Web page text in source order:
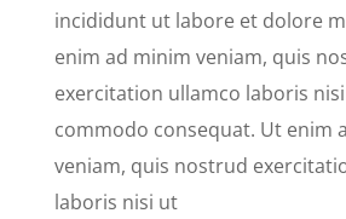
incididunt ut labore et dolore
enim ad minim veniam, quis
exercitation ullamco laboris
commodo consequat. Ut enim
veniam, quis nostrud
laboris nisi ut